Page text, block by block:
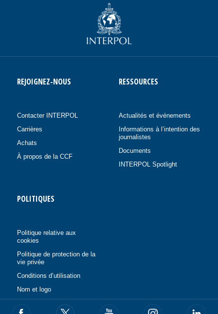
REJOIGNEZ-NOUS
Contacter INTERPOL
Carrières
Achats
À propos de la CCF
RESSOURCES
Actualités et événements
Informations à l’intention des
journalistes
Documents
INTERPOL Spotlight
POLITIQUES
Politique relative aux
cookies
Politique de protection de la
vie privée
Conditions d’utilisation
Nom et logo